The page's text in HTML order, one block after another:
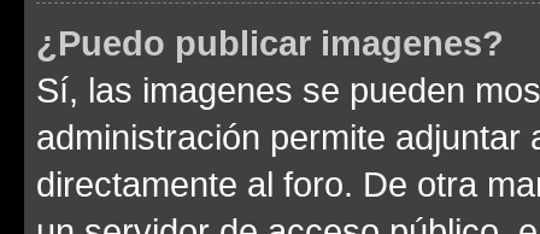
¿Puedo publicar imagenes?
Sí, las imagenes se pueden
administración permite
directamente al foro. De otra